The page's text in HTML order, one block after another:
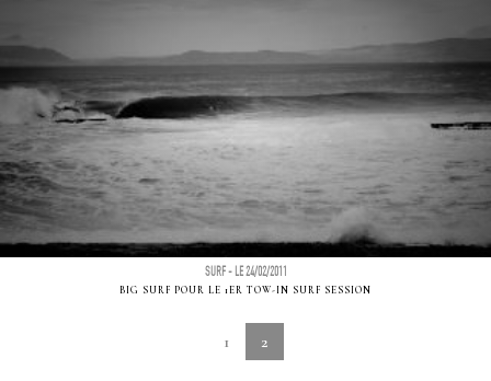
SURF - LE 24/02/2011
BIG SURF POUR LE 1ER TOW-IN SURF SESSION
1 2